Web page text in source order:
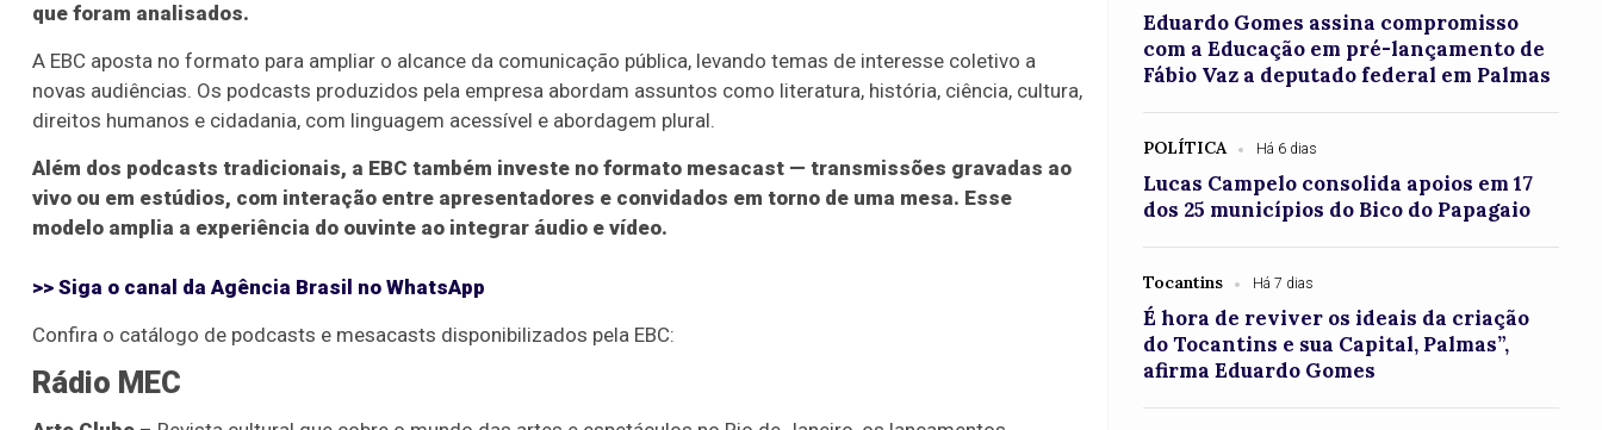
que foram analisados.
A EBC aposta no formato para ampliar o alcance da comunicação pública, levando temas de interesse coletivo a
novas audiências. Os podcasts produzidos pela empresa abordam assuntos como literatura, história, ciência, cultura,
direitos humanos e cidadania, com linguagem acessível e abordagem plural.
Além dos podcasts tradicionais, a EBC também investe no formato mesacast — transmissões gravadas ao
vivo ou em estúdios, com interação entre apresentadores e convidados em torno de uma mesa. Esse
modelo amplia a experiência do ouvinte ao integrar áudio e vídeo.
>> Siga o canal da Agência Brasil no WhatsApp
Confira o catálogo de podcasts e mesacasts disponibilizados pela EBC:
Rádio MEC
Eduardo Gomes assina compromisso
com a Educação em pré-lançamento de
Fábio Vaz a deputado federal em Palmas
POLÍTICA Há 6 dias
Lucas Campelo consolida apoios em 17
dos 25 municípios do Bico do Papagaio
Tocantins Há 7 dias
É hora de reviver os ideais da criação
do Tocantins e sua Capital, Palmas”,
afirma Eduardo Gomes